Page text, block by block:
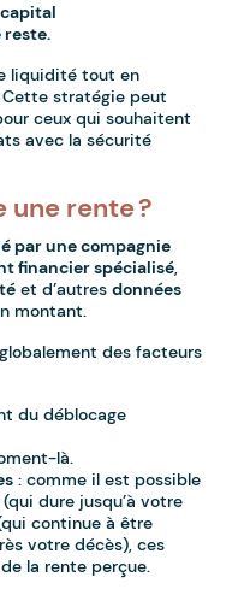
reste.
liquidité tout en
Cette stratégie peut
ceux qui souhaitent
avec la sécurité
rente ?
par une compagnie
financier spécialisé,
et d’autresdonnées
montant.
des facteurs
du déblocage
là.
: comme il est possible
dure jusqu’à votre
continue à être
votre décès), ces
la rente perçue.